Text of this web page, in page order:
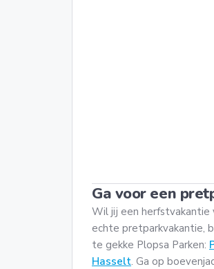
Ga voor een
Wil jij een herfstvakantie
echte pretparkvakantie,
te gekke Plopsa Parken:
Hasselt. Ga op